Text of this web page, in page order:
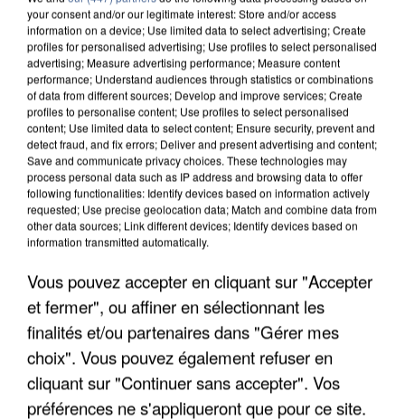
LES DONNÉES DE 300 000 CLIENTS DÉROBÉES À
INTERMARCHÉ APRÈS UNE...
your consent and/or our legitimate interest: Store and/or access
information on a device; Use limited data to select advertising; Create
profiles for personalised advertising; Use profiles to select personalised
advertising; Measure advertising performance; Measure content
performance; Understand audiences through statistics or combinations
of data from different sources; Develop and improve services; Create
profiles to personalise content; Use profiles to select personalised
content; Use limited data to select content; Ensure security, prevent and
detect fraud, and fix errors; Deliver and present advertising and content;
Save and communicate privacy choices. These technologies may
process personal data such as IP address and browsing data to offer
following functionalities: Identify devices based on information actively
requested; Use precise geolocation data; Match and combine data from
other data sources; Link different devices; Identify devices based on
information transmitted automatically.
Vous pouvez accepter en cliquant sur "Accepter
et fermer", ou affiner en sélectionnant les
finalités et/ou partenaires dans "Gérer mes
choix". Vous pouvez également refuser en
cliquant sur "Continuer sans accepter". Vos
préférences ne s'appliqueront que pour ce site.